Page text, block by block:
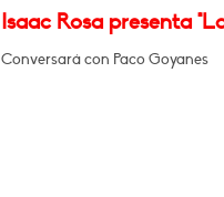
Isaac Rosa presenta
Conversará con Paco Goyanes